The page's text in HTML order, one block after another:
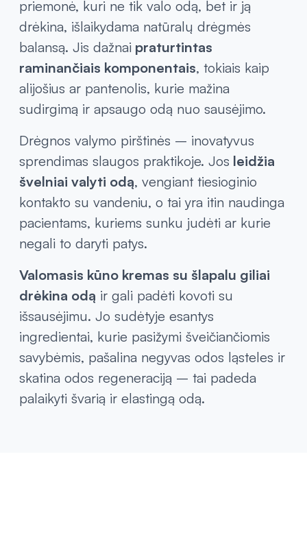
priemonė, kuri ne tik valo odą, bet ir ją
drėkina, išlaikydama natūralų drėgmės
balansą. Jis dažnai praturtintas
raminančiais komponentais, tokiais kaip
alijošius ar pantenolis, kurie mažina
sudirgimą ir apsaugo odą nuo sausėjimo.
Drėgnos valymo pirštinės – inovatyvus
sprendimas slaugos praktikoje. Jos leidžia
švelniai valyti odą, vengiant tiesioginio
kontakto su vandeniu, o tai yra itin naudinga
pacientams, kuriems sunku judėti ar kurie
negali to daryti patys.
Valomasis kūno kremas su šlapalu giliai
drėkina odą ir gali padėti kovoti su
išsausėjimu. Jo sudėtyje esantys
ingredientai, kurie pasižymi šveičiančiomis
savybėmis, pašalina negyvas odos ląsteles ir
skatina odos regeneraciją – tai padeda
palaikyti švarią ir elastingą odą.